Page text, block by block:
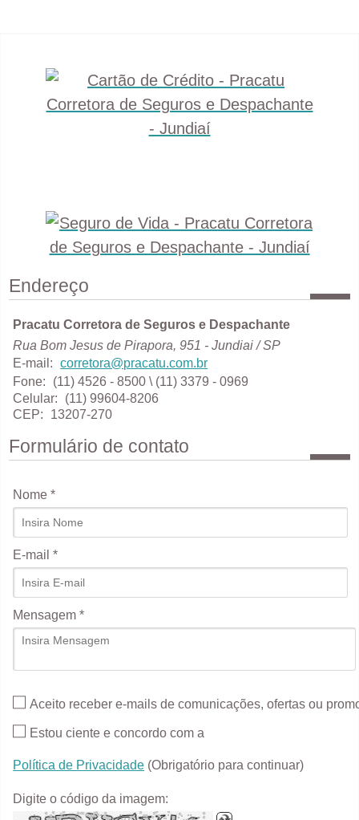
Endereço
Pracatu Corretora de Seguros e Despachante
Rua Bom Jesus de Pirapora, 951 - Jundiai / SP
E-mail: corretora@pracatu.com.br
Fone:
(11) 4526 - 8500 \ (11) 3379 - 0969
Celular:
(11) 99604-8206
CEP:
13207-270
Formulário de contato
Nome *
E-mail *
Mensagem *
Aceito receber e-mails de comunicações, ofertas ou
Estou ciente e concordo com a
Política de Privacidade (Obrigatório para continuar)
Digite o código da imagem: